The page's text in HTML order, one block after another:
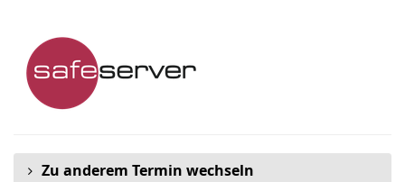
Haupt-
Inhalt
springen
Zu anderem Termin wechseln